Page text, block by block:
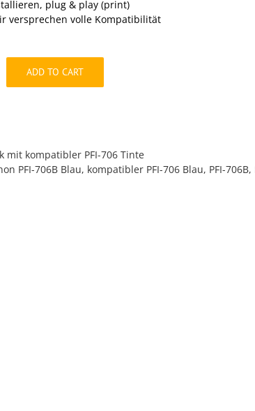
plug & play (print)
versprechen volle Kompatibilität
ADD TO CART
mit kompatibler PFI-706 Tinte
PFI-706B Blau, kompatibler PFI-706 Blau, PFI-706B,